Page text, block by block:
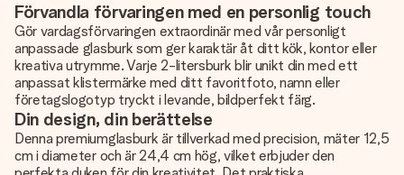
Förvandla förvaringen med en personlig touch
Gör vardagsförvaringen extraordinär med vår personligt
anpassade glasburk som ger karaktär åt ditt kök, kontor eller
kreativa utrymme. Varje 2-litersburk blir unikt din med ett
anpassat klistermärke med ditt favoritfoto, namn eller
företagslogotyp tryckt i levande, bildperfekt färg.
Din design, din berättelse
Denna premiumglasburk är tillverkad med precision, mäter 12,5
cm i diameter och är 24,4 cm hög, vilket erbjuder den